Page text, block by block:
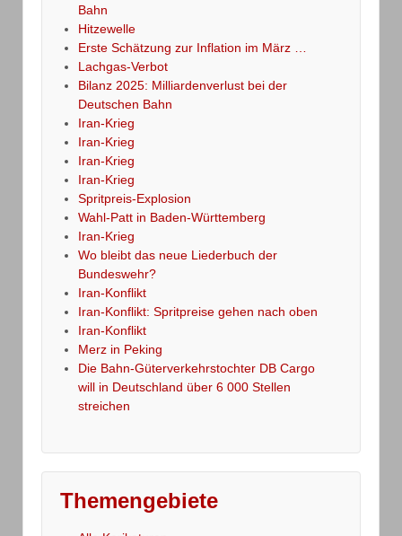
Bahn
Hitzewelle
Erste Schätzung zur Inflation im März …
Lachgas-Verbot
Bilanz 2025: Milliardenverlust bei der
Deutschen Bahn
Iran-Krieg
Iran-Krieg
Iran-Krieg
Iran-Krieg
Spritpreis-Explosion
Wahl-Patt in Baden-Württemberg
Iran-Krieg
Wo bleibt das neue Liederbuch der
Bundeswehr?
Iran-Konflikt
Iran-Konflikt: Spritpreise gehen nach oben
Iran-Konflikt
Merz in Peking
Die Bahn-Güterverkehrstochter DB Cargo
will in Deutschland über 6 000 Stellen
streichen
Themengebiete